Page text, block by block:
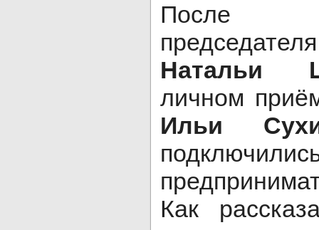
После
Натальи
личном
Ильи
Как